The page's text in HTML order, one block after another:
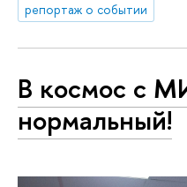
репортаж о событии
В космос с
нормальный!